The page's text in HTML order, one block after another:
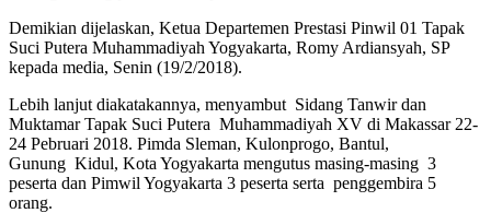
Demikian dijelaskan, Ketua Departemen Prestasi Pinwil 01 Tapak
Suci Putera Muhammadiyah Yogyakarta, Romy Ardiansyah, SP
kepada media, Senin (19/2/2018).
Lebih lanjut diakatakannya, menyambut Sidang Tanwir dan
Muktamar Tapak Suci Putera Muhammadiyah XV di Makassar 22-
24 Pebruari 2018. Pimda Sleman, Kulonprogo, Bantul,
Gunung Kidul, Kota Yogyakarta mengutus masing-masing 3
peserta dan Pimwil Yogyakarta 3 peserta serta penggembira 5
orang.